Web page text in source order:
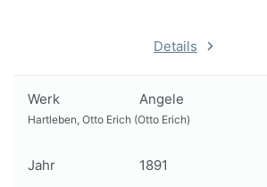
Details
Werk Angele
Hartleben, Otto Erich (Otto Erich)
Jahr 1891